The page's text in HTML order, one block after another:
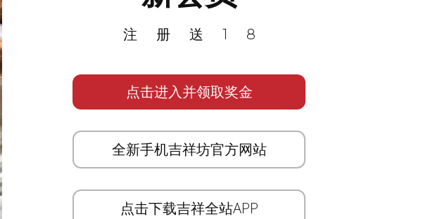
注册送18
点击进入并领取奖金
全新手机吉祥坊官方网站
点击下载吉祥全站APP